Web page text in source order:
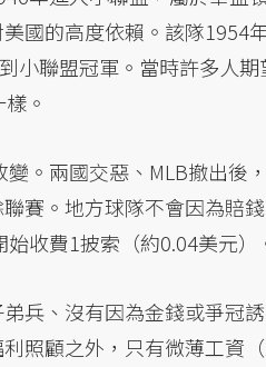
國的高度依賴。該隊1954
小聯盟冠軍。當時許多人
。
。兩國交惡、MLB撤出後
賽。地方球隊不會因為賠
收費1披索（約0.04美元）
兵、沒有因為金錢或爭冠
照顧之外，只有微薄工資